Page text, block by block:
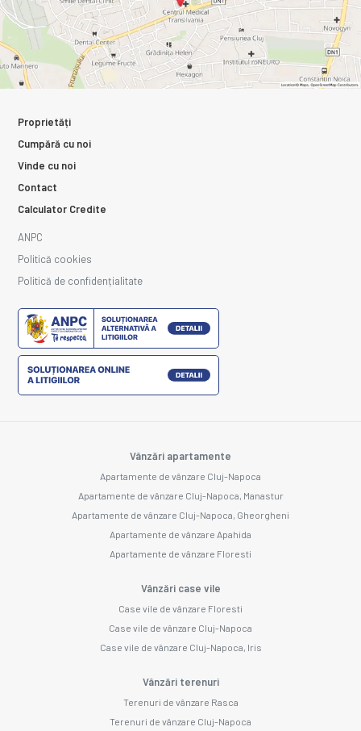
Proprietăți
Cumpără cu noi
Vinde cu noi
Contact
Calculator Credite
ANPC
Politică cookies
Politică de confidențialitate
Vânzări apartamente
Apartamente de vânzare Cluj-Napoca
Apartamente de vânzare Cluj-Napoca, Manastur
Apartamente de vânzare Cluj-Napoca, Gheorgheni
Apartamente de vânzare Apahida
Apartamente de vânzare Floresti
Vânzări case vile
Case vile de vânzare Floresti
Case vile de vânzare Cluj-Napoca
Case vile de vânzare Cluj-Napoca, Iris
Vânzări terenuri
Terenuri de vânzare Rasca
Terenuri de vânzare Cluj-Napoca